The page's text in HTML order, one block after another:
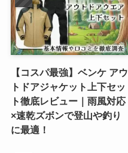
【コスパ最強】ベンケ アウ
トドアジャケット上下セッ
ト徹底レビュー｜雨風対応
×速乾ズボンで登山や釣り
に最適！